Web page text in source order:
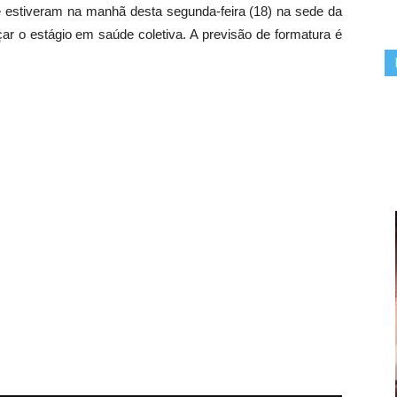
na manhã desta segunda-feira (18) na sede da
o estágio em saúde coletiva. A previsão de formatura é